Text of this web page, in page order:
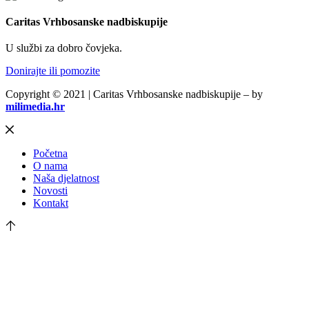
Caritas Vrhbosanske nadbiskupije
U službi za dobro čovjeka.
Donirajte ili pomozite
Copyright © 2021 | Caritas Vrhbosanske nadbiskupije – by
milimedia.hr
Početna
O nama
Naša djelatnost
Novosti
Kontakt